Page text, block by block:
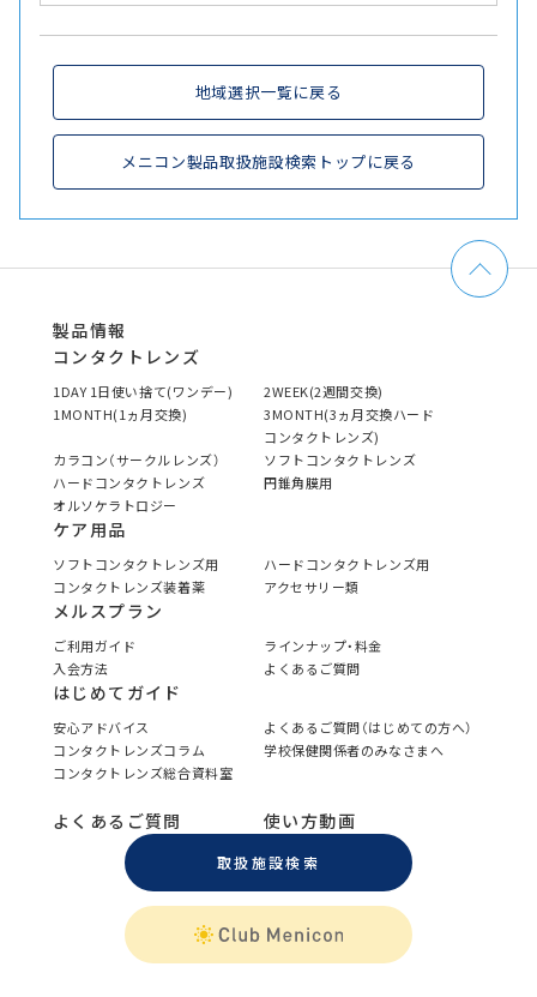
地域選択一覧に戻る
メニコン製品取扱施設検索トップに戻る
製品情報
コンタクトレンズ
1DAY 1日使い捨て(ワンデー)
2WEEK(2週間交換)
1MONTH(1ヵ月交換)
3MONTH(3ヵ月交換ハード
コンタクトレンズ)
カラコン（サークルレンズ）
ソフトコンタクトレンズ
ハードコンタクトレンズ
円錐角膜用
オルソケラトロジー
ケア用品
ソフトコンタクトレンズ用
ハードコンタクトレンズ用
コンタクトレンズ装着薬
アクセサリー類
メルスプラン
ご利用ガイド
ラインナップ・料金
入会方法
よくあるご質問
はじめてガイド
安心アドバイス
よくあるご質問（はじめての方へ）
コンタクトレンズコラム
学校保健関係者のみなさまへ
コンタクトレンズ総合資料室
よくあるご質問 使い方動画
取扱施設検索